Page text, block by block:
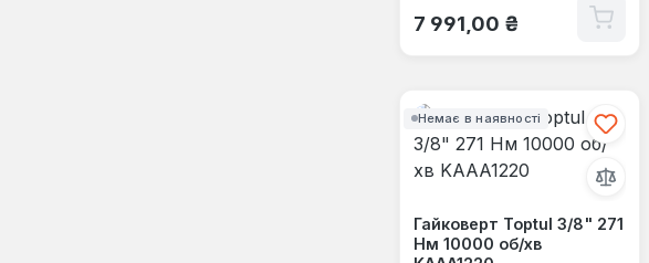
Звичайна ціна:
7 991,00 ₴
Немає в наявності
Гайковерт Toptul 3/8" 271
Нм 10000 об/хв